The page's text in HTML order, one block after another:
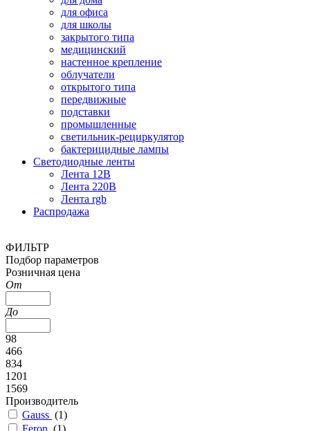
для офиса
для школы
закрытого типа
медицинский
настенное крепление
облучатели
открытого типа
передвижные
подставки
промышленные
светильник-рециркулятор
бактерицидные лампы
Светодиодные ленты
Лента 12В
Лента 220В
Лента rgb
Распродажа
ФИЛЬТР
Подбор параметров
Розничная цена
От
До
98
466
834
1201
1569
Производитель
Gauss (1)
Feron (1)